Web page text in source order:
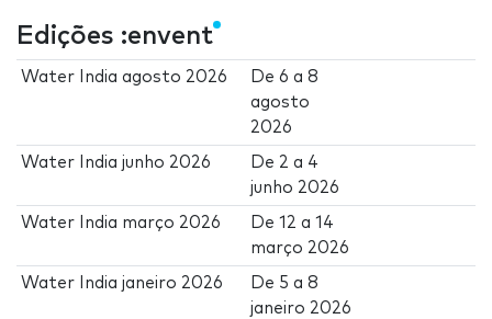
Edições :envent
Water India agosto 2026 De6 a8
agosto
2026
Water India junho 2026 De 2 a 4
junho 2026
Water India março 2026 De12 a14
março 2026
Water India janeiro 2026 De 5 a8
janeiro 2026